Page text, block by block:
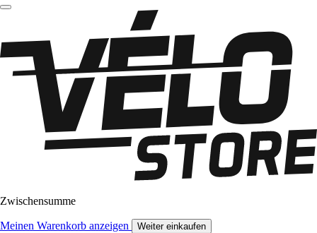
Zwischensumme
Meinen Warenkorb anzeigen Weiter einkaufen